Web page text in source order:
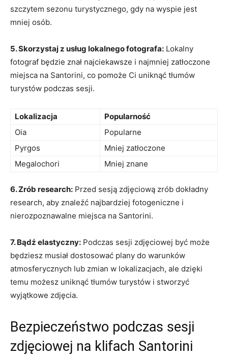
szczytem sezonu turystycznego, gdy na wyspie jest
mniej⁣ osób.
5. Skorzystaj ⁤z usług lokalnego fotografa: Lokalny ​
fotograf‌ będzie znał najciekawsze i⁣ najmniej zatłoczone
miejsca na ⁢Santorini, co pomoże⁤ Ci‍ uniknąć tłumów
turystów ‍podczas sesji.
Lokalizacja
Popularność
Oia
Popularne
Pyrgos
Mniej ‌zatłoczone
Megalochori
Mniej znane
6. Zrób research: ⁣Przed sesją zdjęciową⁢ zrób dokładny
research, aby znaleźć najbardziej fotogeniczne⁢ i
nierozpoznawalne miejsca na Santorini.
7. Bądź elastyczny: Podczas sesji zdjęciowej być może​
będziesz musiał dostosować plany​ do warunków⁣
atmosferycznych lub zmian w lokalizacjach, ale dzięki
temu możesz uniknąć tłumów​ turystów i⁣ stworzyć
wyjątkowe zdjęcia.
Bezpieczeństwo podczas sesji⁤
zdjęciowej na‍ klifach⁣ Santorini